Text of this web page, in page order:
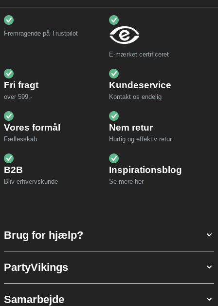
Fremragende på Trustpilot
E-mærket certificeret
Fri fragt
over 599,-
Kundeservice
Kontakt os endelig
Vores formål
Fællesskab
Nem retur
Hurtig og effektiv retur
B2B
Bliv erhvervskunde
Inspirationsblog
Se mere her
Brug for hjælp?
PartyVikings
Samarbejde